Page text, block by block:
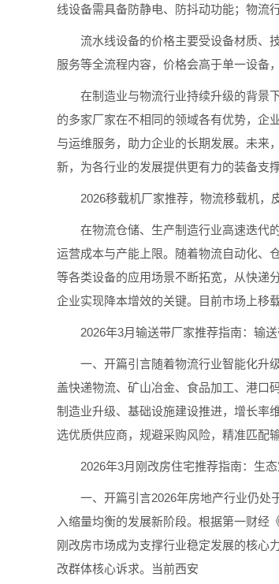
线设备需具备防静电、防抖动功能；物流
流水线设备的价格主要受设备材质、技
服务等全流程内容，价格会高于单一设备
在制造业与物流行业持续升级的背景下
的多家厂家在不相同的领域各有优势，企
与运维服务，助力企业的长期发展。未来
新，为各行业的发展提供更有力的装备支撑
2026移载机厂家推荐，物流移载机，皮
在物流仓储、生产制造行业高速迭代的
运营成本与产能上限。随着物流自动化、
等各类设备的应用场景不断拓宽，从快递
企业实现降本增效的关键。目前市场上移
2026年3月输送带厂家推荐指南：输送
一、开篇引言随着物流行业智能化升级
盖快递物流、矿山冶金、食品加工、港口
制造业升级、基础设施建设推进，增长率
选优质供应商，规避采购风险，精准匹配
2026年3月刚改房住宅推荐指南：生态
一、开篇引言2026年房地产行业仍处于
入缩量均衡的发展新阶段。根据第一财经
刚改房市场成为支撑行业稳定发展的核心
改群体核心诉求。当前西安